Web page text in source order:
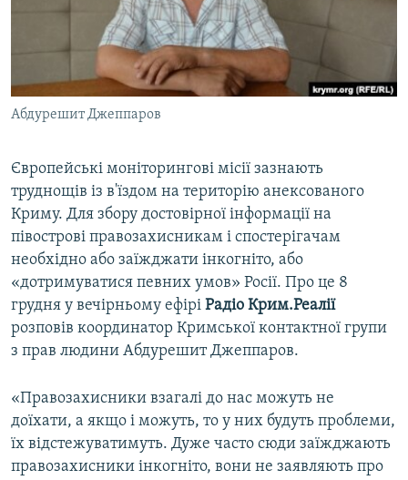
ВІДЕОУРОКИ «ELIFBE»
СВІДЧЕННЯ ОКУПАЦІЇ
УКРАЇНСЬКА ПРОБЛЕМА КРИМУ
ІНФОГРАФІКА
ДОЛУЧАЙСЯ!
Усі сайти RFE/RL
Абдурешит Джеппаров
Європейські моніторингові місії зазнають
труднощів із в'їздом на територію анексованого
Криму. Для збору достовірної інформації на
півострові правозахисникам і спостерігачам
необхідно або заїжджати інкогніто, або
«дотримуватися певних умов» Росії. Про це 8
грудня у вечірньому ефірі Радіо Крим.Реалії
розповів координатор Кримської контактної групи
з прав людини Абдурешит Джеппаров.
«Правозахисники взагалі до нас можуть не
доїхати, а якщо і можуть, то у них будуть проблеми,
їх відстежуватимуть. Дуже часто сюди заїжджають
правозахисники інкогніто, вони не заявляють про